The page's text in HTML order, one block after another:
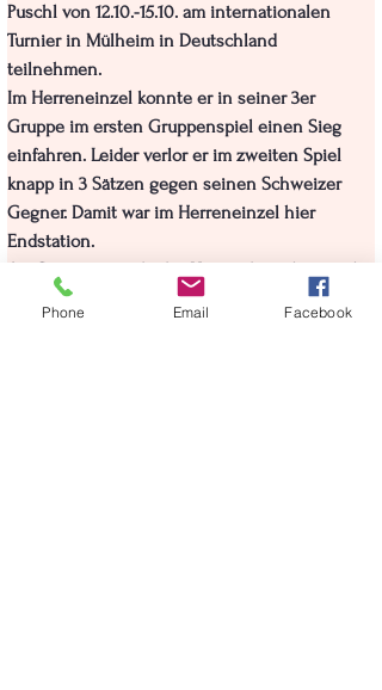
Puschl von 12.10.-15.10. am internationalen
Turnier in Mülheim in Deutschland
teilnehmen.
Im Herreneinzel konnte er in seiner 3er
Gruppe im ersten Gruppenspiel einen Sieg
einfahren. Leider verlor er im zweiten Spiel
knapp in 3 Sätzen gegen seinen Schweizer
Gegner. Damit war im Herreneinzel hier
Endstation.
Am Sonntag wurde das Herrendoppel gespielt.
In diesem Bewert trat er mit seinem
Phone Email Facebook